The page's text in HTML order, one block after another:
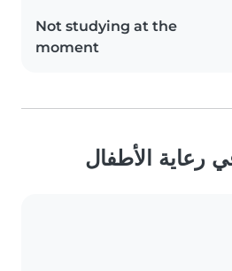
Not studying at the
moment
رعاية الأطفال